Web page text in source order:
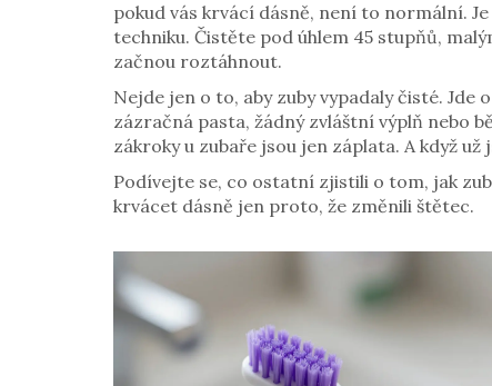
pokud vás krvácí dásně, není to normální.
techniku. Čistěte pod úhlem 45 stupňů,
začnou roztáhnout.
Nejde jen o to, aby zuby vypadaly čisté.
zázračná pasta, žádný zvláštní výplň nebo
zákroky u zubaře jsou jen záplata. A když
Podívejte se, co ostatní zjistili o tom, jak
krvácet dásně jen proto, že změnili štětec.